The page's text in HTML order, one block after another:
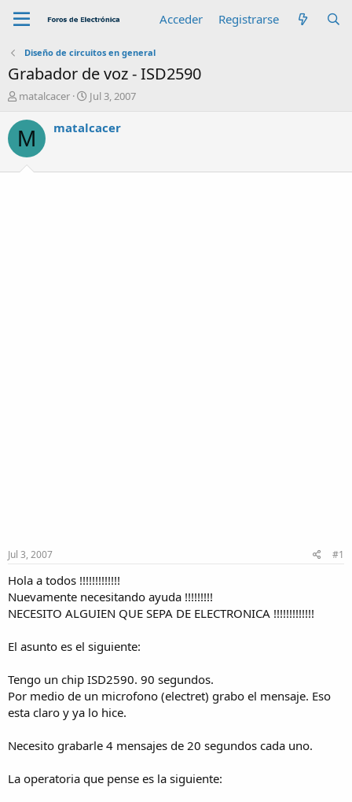
Acceder Registrarse
Diseño de circuitos en general
Grabador de voz - ISD2590
A
t
o
r
matalcacer
F
c
Jul 3, 2007
M matalcacer
Jul 3, 2007 #1
Hola a todos !!!!!!!!!!!!!
Nuevamente necesitando ayuda !!!!!!!!!
NECESITO ALGUIEN QUE SEPA DE ELECTRONICA !!!!!!!!!!!!!
El asunto es el siguiente:
Tengo un chip ISD2590. 90 segundos.
Por medio de un microfono (electret) grabo el mensaje. Eso
esta claro y ya lo hice.
Necesito grabarle 4 mensajes de 20 segundos cada uno.
La operatoria que pense es la siguiente: